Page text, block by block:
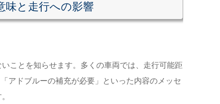
味と走行への影響
ことを知らせます。多くの車両では、走行可能距
アドブルーの補充が必要」といった内容のメッセ